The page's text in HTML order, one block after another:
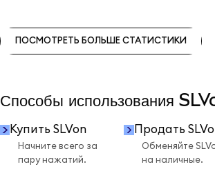
ПОСМОТРЕТЬ БОЛЬШЕ СТАТИСТИКИ
Способы использования
Купить SLVon
Начните всего за
пару нажатий.
Продать
Обменяйте
на наличные.